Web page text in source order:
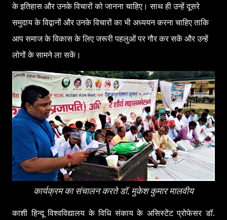
के इतिहास और उनके विचारों को जानना चाहिए। साथ ही उन्हें दूसरे
समुदाय के विद्वानों और उनके विचारों का भी अध्ययन करना चाहिए ताकि
आप समाज के विकास के लिए जरूरी पहलुओं पर गौर कर सकें और उन्हें
लोगों के सामने ला सकें।
कार्यक्रम का संचालन करते डॉ. मुकेश कुमार मालवीय
काशी हिन्दू विश्वविद्यालय के विधि संकाय के असिस्टेंट प्रोफेसर डॉ.